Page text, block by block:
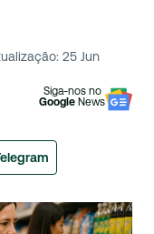
25 Jun
Siga-nos no
Google News